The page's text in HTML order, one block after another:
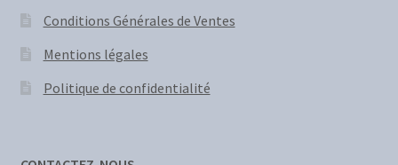
Conditions Générales de Ventes
Mentions légales
Politique de confidentialité